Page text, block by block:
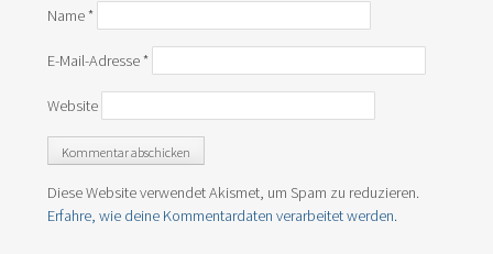
Name*
E-Mail-Adresse*
Website
Diese Website verwendet Akismet, um Spam zu reduzieren.
Erfahre, wie deine Kommentardaten verarbeitet werden.